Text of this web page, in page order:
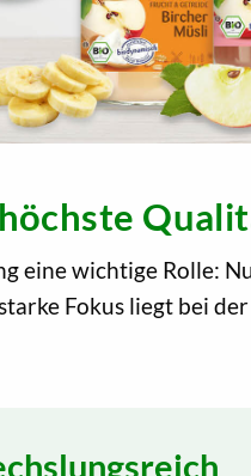
eine wichtige Rolle:
Fokus liegt bei